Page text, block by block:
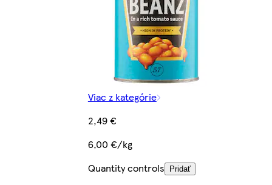
Viac z kategórie
2,49 €
6,00 €/kg
Quantity controls
Pridať